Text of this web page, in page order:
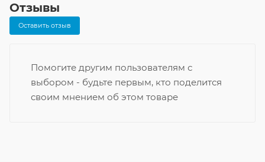
Отзывы
Оставить отзыв
Помогите другим пользователям с
выбором - будьте первым, кто поделится
своим мнением об этом товаре